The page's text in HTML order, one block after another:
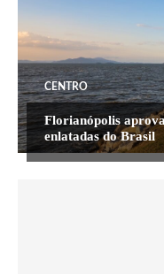
CENTRO
Florianópolis
enlatadas do Brasil